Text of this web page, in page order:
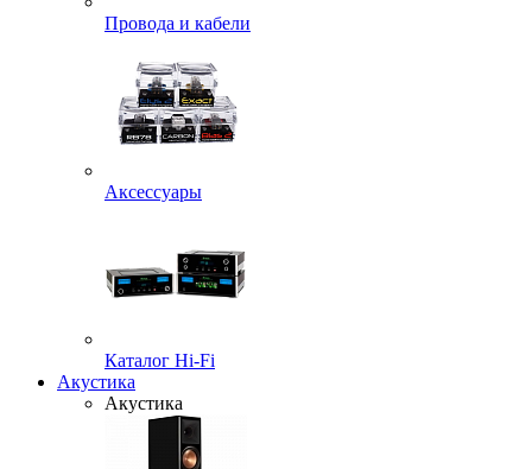
Провода и кабели
Аксессуары
Каталог Hi-Fi
Акустика
Акустика